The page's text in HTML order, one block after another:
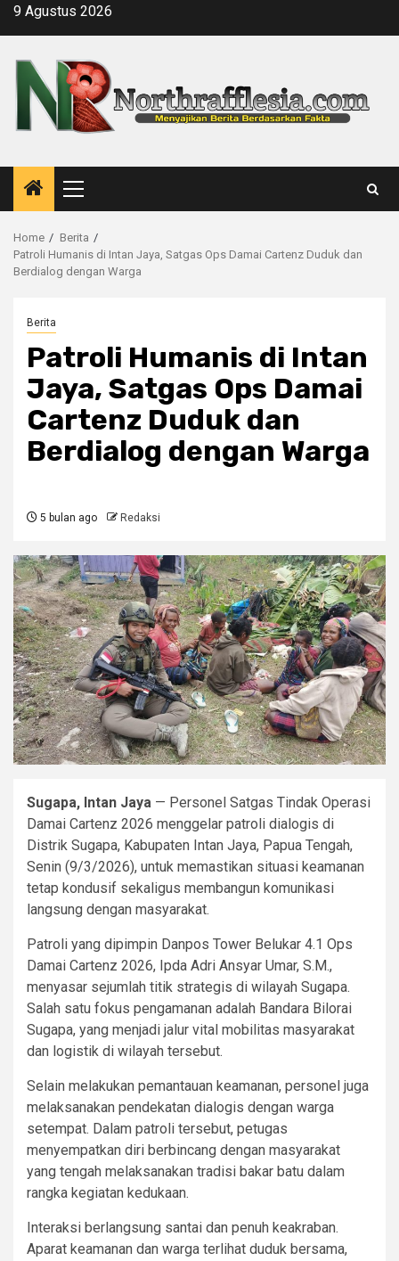
Skip9 Agustus 2026
Primary
Menu
Home
Berita
Patroli Humanis di Intan Jaya, Satgas Ops Damai Cartenz Duduk dan
Berdialog dengan Warga
Berita
Patroli Humanis di Intan
Jaya, Satgas Ops Damai
Cartenz Duduk dan
Berdialog dengan Warga
5 bulan ago Redaksi
Sugapa, Intan Jaya — Personel Satgas Tindak Operasi
Damai Cartenz 2026 menggelar patroli dialogis di
Distrik Sugapa, Kabupaten Intan Jaya, Papua Tengah,
Senin (9/3/2026), untuk memastikan situasi keamanan
tetap kondusif sekaligus membangun komunikasi
langsung dengan masyarakat.
Patroli yang dipimpin Danpos Tower Belukar 4.1 Ops
Damai Cartenz 2026, Ipda Adri Ansyar Umar, S.M.,
menyasar sejumlah titik strategis di wilayah Sugapa.
Salah satu fokus pengamanan adalah Bandara Bilorai
Sugapa, yang menjadi jalur vital mobilitas masyarakat
dan logistik di wilayah tersebut.
Selain melakukan pemantauan keamanan, personel juga
melaksanakan pendekatan dialogis dengan warga
setempat. Dalam patroli tersebut, petugas
menyempatkan diri berbincang dengan masyarakat
yang tengah melaksanakan tradisi bakar batu dalam
rangka kegiatan kedukaan.
Interaksi berlangsung santai dan penuh keakraban.
Aparat keamanan dan warga terlihat duduk bersama,